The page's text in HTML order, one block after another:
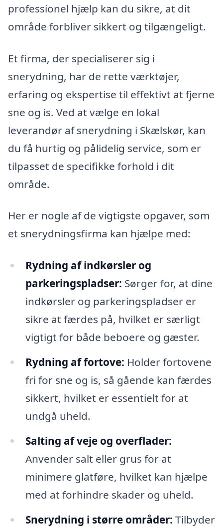
professionel hjælp kan du sikre, at dit
område forbliver sikkert og tilgængeligt.
Et firma, der specialiserer sig i
snerydning, har de rette værktøjer,
erfaring og ekspertise til effektivt at fjerne
sne og is. Ved at vælge en lokal
leverandør af snerydning i Skælskør, kan
du få hurtig og pålidelig service, som er
tilpasset de specifikke forhold i dit
område.
Her er nogle af de vigtigste opgaver, som
et snerydningsfirma kan hjælpe med:
Rydning af indkørsler og
parkeringspladser: Sørger for, at dine
indkørsler og parkeringspladser er
sikre at færdes på, hvilket er særligt
vigtigt for både beboere og gæster.
Rydning af fortove: Holder fortovene
fri for sne og is, så gående kan færdes
sikkert, hvilket er essentielt for at
undgå uheld.
Salting af veje og overflader:
Anvender salt eller grus for at
minimere glatføre, hvilket kan hjælpe
med at forhindre skader og uheld.
Snerydning i større områder: Tilbyder